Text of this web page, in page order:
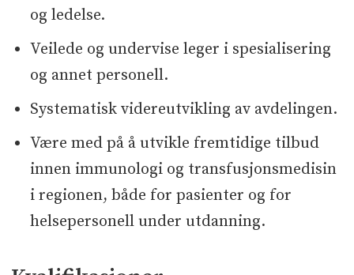
og ledelse.
Veilede og undervise leger i spesialisering
og annet personell.
Systematisk videreutvikling av avdelingen.
Være med på å utvikle fremtidige tilbud
innen immunologi og transfusjonsmedisin
i regionen, både for pasienter og for
helsepersonell under utdanning.